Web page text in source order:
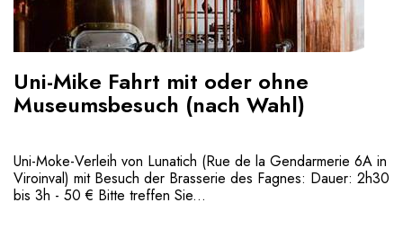
Uni-Mike Fahrt mit oder ohne
Museumsbesuch (nach Wahl)
Uni-Moke-Verleih von Lunatich (Rue de la Gendarmerie 6A in
Viroinval) mit Besuch der Brasserie des Fagnes: Dauer: 2h30
bis 3h - 50 € Bitte treffen Sie...